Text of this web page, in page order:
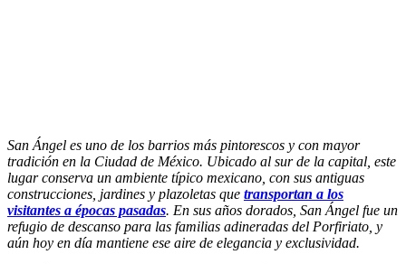
San Ángel es uno de los barrios más pintorescos y con mayor
tradición en la Ciudad de México. Ubicado al sur de la capital, este
lugar conserva un ambiente típico mexicano, con sus antiguas
construcciones, jardines y plazoletas que transportan a los
visitantes a épocas pasadas. En sus años dorados, San Ángel fue un
refugio de descanso para las familias adineradas del Porfiriato, y
aún hoy en día mantiene ese aire de elegancia y exclusividad.